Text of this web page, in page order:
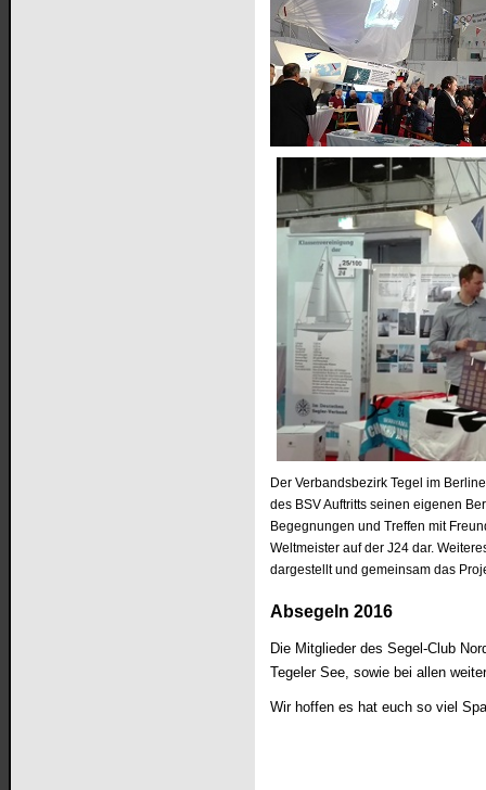
Der Verbandsbezirk Tegel im
des BSV Auftritts seinen eigenen
Begegnungen und Treffen mit
Weltmeister auf der J24 dar.
dargestellt und gemeinsam das
Absegeln 2016
Die Mitglieder des Segel-Club
Tegeler See, sowie bei allen
Wir hoffen es hat euch so viel